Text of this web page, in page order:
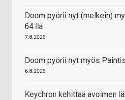
Doom pyörii nyt (melkein)
64:llä
7.8.2026
Doom pyörii nyt myös
6.8.2026
Keychron kehittää avoimen